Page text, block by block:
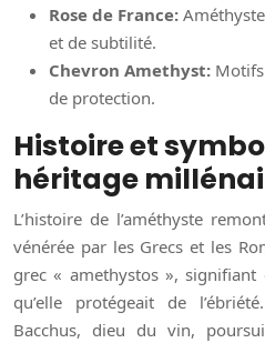
Rose de France:
et de subtilité.
Chevron Amethyst:
de protection.
Histoire et
héritage
L’histoire de l’améthyste
vénérée par les Grecs et les
grec « amethystos »,
qu’elle protégeait de
Bacchus, dieu du vin,